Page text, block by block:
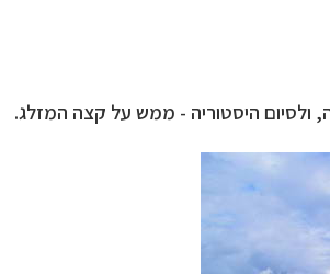
ולסיום היסטוריה - ממש על קצה המזלג.